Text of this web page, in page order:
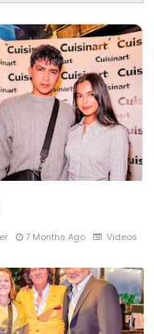
7 Months Ago Videos